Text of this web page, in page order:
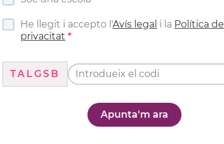
He llegit i accepto l'Avís legal i la Política de
privacitat
TALGSB
Apunta'm ara